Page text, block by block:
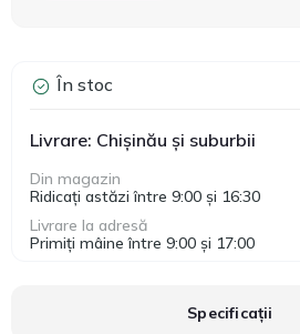
În stoc
Livrare: Chișinău și suburbii
Din magazin
Ridicați astăzi între 9:00 și 16:30
Livrare la adresă
Primiți mâine între 9:00 și 17:00
Specificații